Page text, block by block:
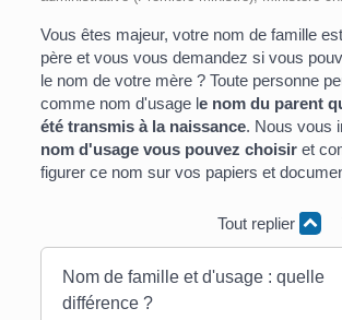
Vous êtes majeur, votre nom de famille
père et vous vous demandez si vous
le nom de votre mère ? Toute personne
comme nom d'usage le nom du parent
été transmis à la naissance. Nous vous
nom d'usage vous pouvez choisiret
figurer ce nom sur vos papiers et
Tout replier
Nom de famille et d'usage : quelle
différence ?